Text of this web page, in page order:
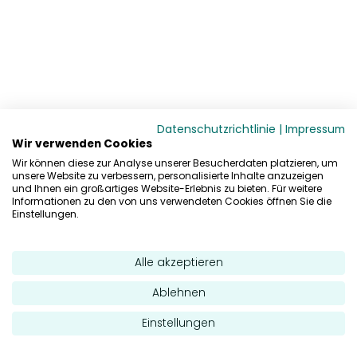
Datenschutzrichtlinie | Impressum
Wir verwenden Cookies
Wir können diese zur Analyse unserer Besucherdaten platzieren, um
unsere Website zu verbessern, personalisierte Inhalte anzuzeigen
und Ihnen ein großartiges Website-Erlebnis zu bieten. Für weitere
Informationen zu den von uns verwendeten Cookies öffnen Sie die
Einstellungen.
Alle akzeptieren
Ablehnen
Einstellungen